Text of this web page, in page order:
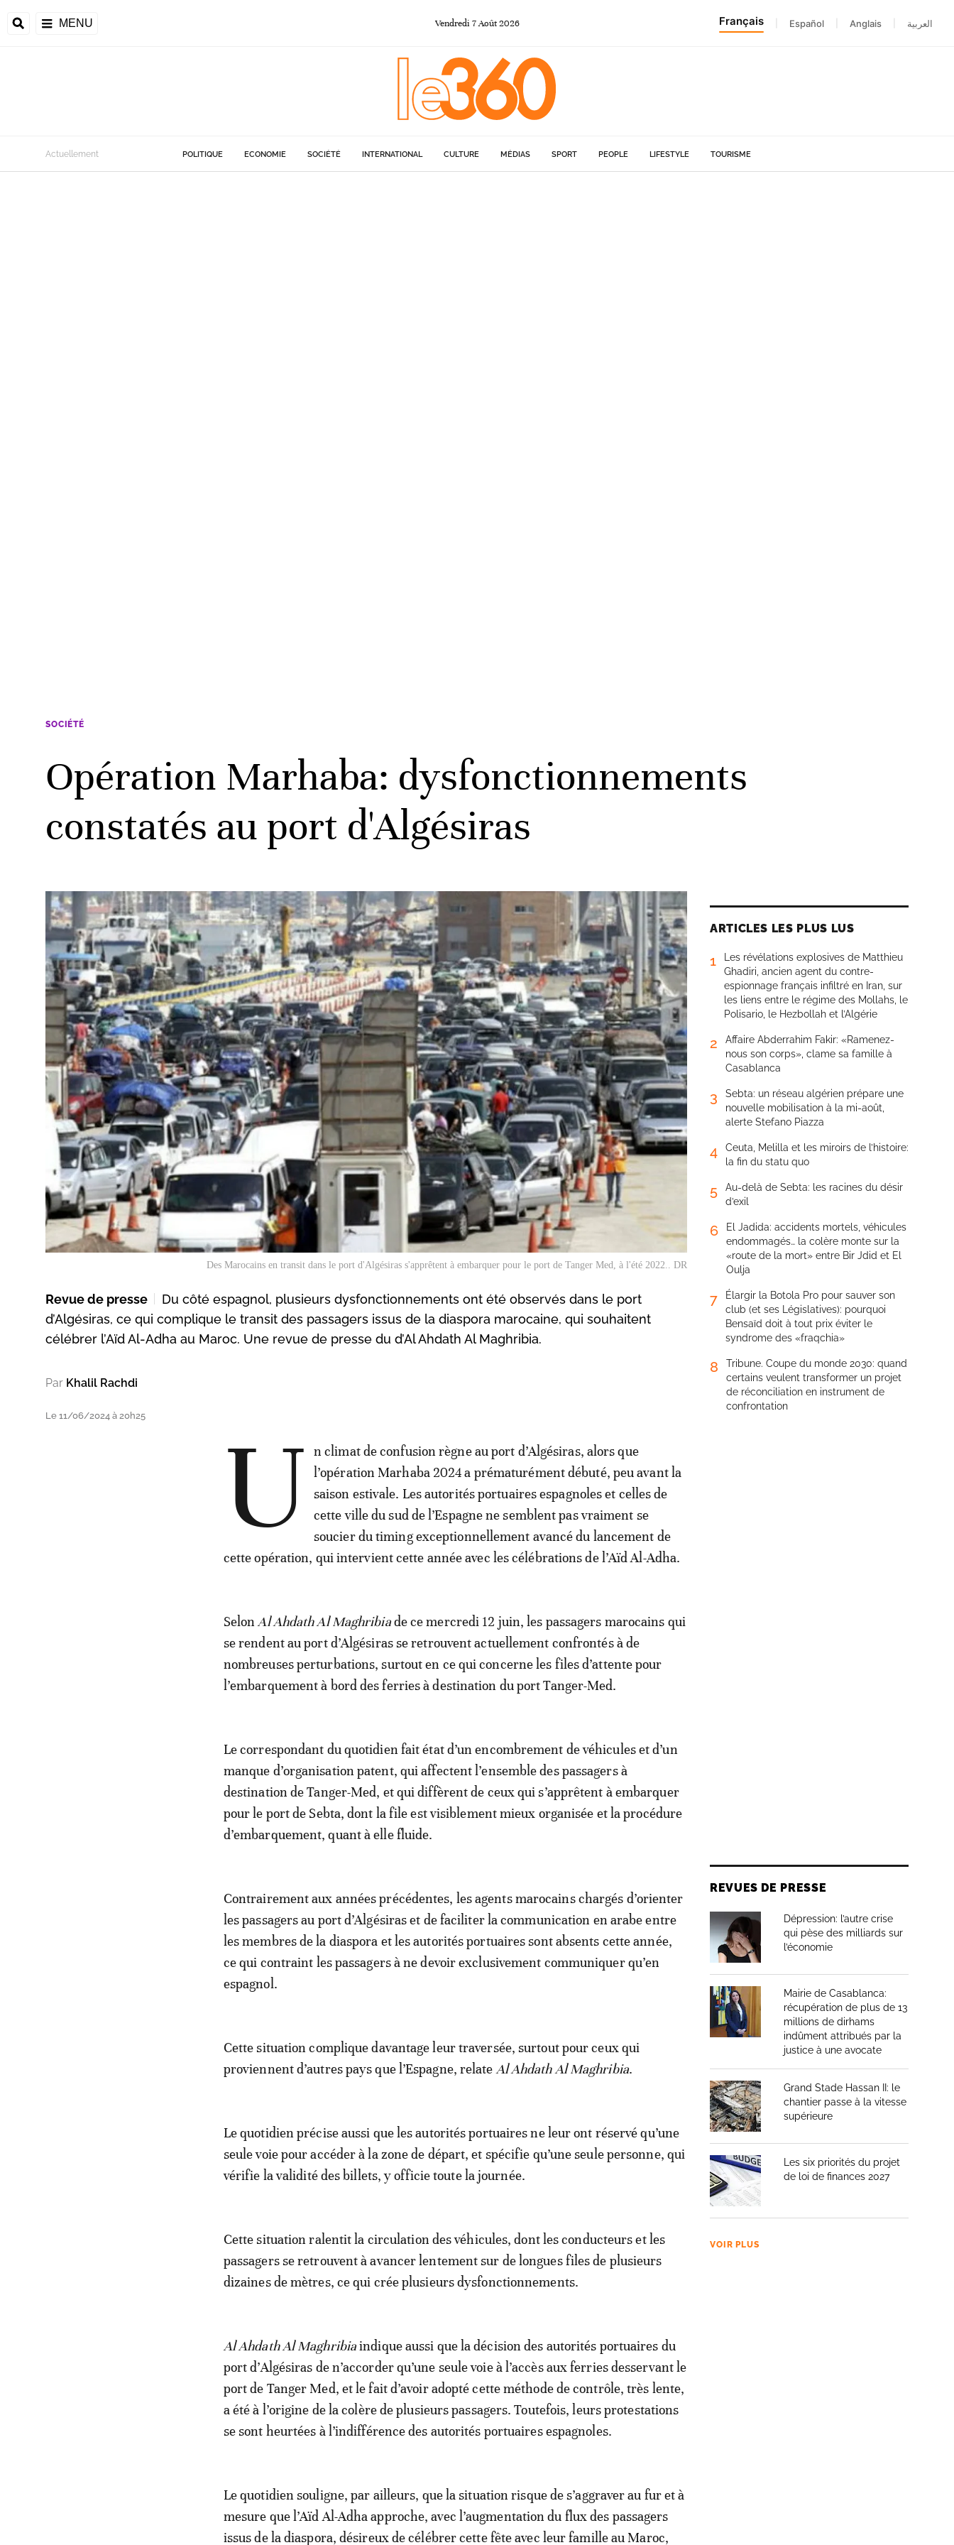
MENU Vendredi 7Août 2026 Français Español Anglais العربية
Actuellement POLITIQUE ECONOMIE SOCIÉTÉ INTERNATIONAL CULTURE MÉDIAS SPORT PEOPLE LIFESTYLE TOURISME
SOCIÉTÉ
Opération Marhaba: dysfonctionnements
constatés au port d'Algésiras
Des Marocains en transit dans le port d'Algésiras s'apprêtent à embarquer pour le port de Tanger Med, à l'été 2022.. DR
Revue de presse
Du côté espagnol, plusieurs dysfonctionnements ont été observés dans le port
d’Algésiras, ce qui complique le transit des passagers issus de la diaspora marocaine, qui souhaitent
célébrer l’Aïd Al-Adha au Maroc. Une revue de presse du d’Al Ahdath Al Maghribia.
Par Khalil Rachdi
Le 11/06/2024 à 20h25 U
n climat de confusion règne au port d’Algésiras, alors que
l’opération Marhaba 2024 a prématurément débuté, peu avant la
saison estivale. Les autorités portuaires espagnoles et celles de
cette ville du sud de l’Espagne ne semblent pas vraiment se
soucier du timing exceptionnellement avancé du lancement de
cette opération, qui intervient cette année avec les célébrations de l’Aïd Al-Adha.
Selon Al Ahdath Al Maghribiade ce mercredi 12 juin, les passagers marocains qui
se rendent au port d’Algésiras se retrouvent actuellement confrontés à de
nombreuses perturbations, surtout en ce qui concerne les files d’attente pour
l’embarquement à bord des ferries à destination du port Tanger-Med.
Le correspondant du quotidien fait état d’un encombrement de véhicules et d’un
manque d’organisation patent, qui affectent l’ensemble des passagers à
destination de Tanger-Med, et qui diffèrent de ceux qui s’apprêtent à embarquer
pour le port de Sebta, dont la file est visiblement mieux organisée et la procédure
d’embarquement, quant à elle fluide.
Contrairement aux années précédentes, les agents marocains chargés d’orienter
les passagers au port d’Algésiras et de faciliter la communication en arabe entre
les membres de la diaspora et les autorités portuaires sont absents cette année,
ce qui contraint les passagers à ne devoir exclusivement communiquer qu’en
espagnol.
Cette situation complique davantage leur traversée, surtout pour ceux qui
proviennent d’autres pays que l’Espagne, relate Al Ahdath Al Maghribia.
Le quotidien précise aussi que les autorités portuaires ne leur ont réservé qu’une
seule voie pour accéder à la zone de départ, et spécifie qu’une seule personne, qui
vérifie la validité des billets, y officie toute la journée.
Cette situation ralentit la circulation des véhicules, dont les conducteurs et les
passagers se retrouvent à avancer lentement sur de longues files de plusieurs
dizaines de mètres, ce qui crée plusieurs dysfonctionnements.
Al Ahdath Al Maghribiaindique aussi que la décision des autorités portuaires du
port d’Algésiras de n’accorder qu’une seule voie à l’accès aux ferries desservant le
port de Tanger Med, et le fait d’avoir adopté cette méthode de contrôle, très lente,
a été à l’origine de la colère de plusieurs passagers. Toutefois, leurs protestations
se sont heurtées à l’indifférence des autorités portuaires espagnoles.
Le quotidien souligne, par ailleurs, que la situation risque de s’aggraver au fur et à
mesure que l’Aïd Al-Adha approche, avec l’augmentation du flux des passagers
issus de la diaspora, désireux de célébrer cette fête avec leur famille au Maroc,
ARTICLES LES PLUS LUS
1
Les révélations explosives de Matthieu
Ghadiri, ancien agent du contre-
espionnage français infiltré en Iran, sur
les liens entre le régime des Mollahs, le
Polisario, le Hezbollah et l’Algérie
2
Affaire Abderrahim Fakir: «Ramenez-
nous son corps», clame sa famille à
Casablanca
3
Sebta: un réseau algérien prépare une
nouvelle mobilisation à la mi-août,
alerte Stefano Piazza
4
Ceuta, Melilla et les miroirs de l’histoire:
la fin du statu quo
5
Au-delà de Sebta: les racines du désir
d’exil
6
El Jadida: accidents mortels, véhicules
endommagés… la colère monte sur la
«route de la mort» entre Bir Jdid et El
Oulja
7
Élargir la Botola Pro pour sauver son
club (et ses Législatives): pourquoi
Bensaïd doit à tout prix éviter le
syndrome des «fraqchia»
8
Tribune. Coupe du monde 2030: quand
certains veulent transformer un projet
de réconciliation en instrument de
confrontation
REVUES DE PRESSE
Dépression: l’autre crise
qui pèse des milliards sur
l’économie
Mairie de Casablanca:
récupération de plus de 13
millions de dirhams
indûment attribués par la
justice à une avocate
Grand Stade Hassan II: le
chantier passe à la vitesse
supérieure
Les six priorités du projet
de loi de finances 2027
VOIR PLUS